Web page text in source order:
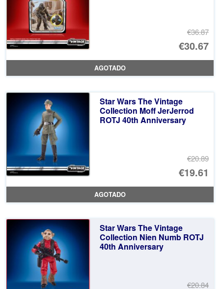
€36.87
El
€30.67
El
AGOTADO
Star Wars The Vintage
Collection Moff JerJerrod
ROTJ 40th Anniversary
€20.89
€19.61
El
AGOTADO
Star Wars The Vintage
Collection Nien Numb ROTJ
40th Anniversary
€20.84